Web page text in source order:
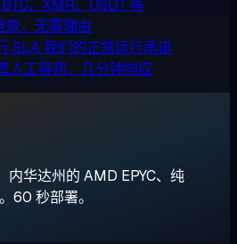
BTC、XMR、USDT 等
款，无需理由
SLA我们的正常运行承诺
人工程师，几分钟响应
内华达州的 AMD EPYC、纯
60 秒部署。